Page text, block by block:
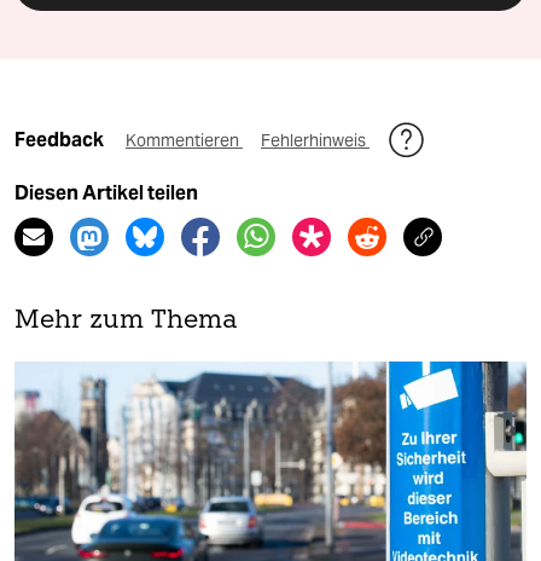
Feedback Kommentieren Fehlerhinweis
Diesen Artikel teilen
Mehr zum Thema